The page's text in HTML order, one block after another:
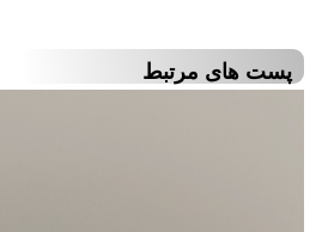
پست های مرتبط